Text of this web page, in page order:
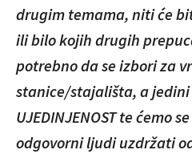
drugim temama, niti će
ili bilo kojih drugih
potrebno da se izbori za
stanice/stajališta, a jedini
UJEDINJENOST te ćemo
odgovorni ljudi uzdržati